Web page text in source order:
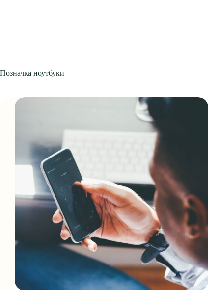
Позначка ноутбуки